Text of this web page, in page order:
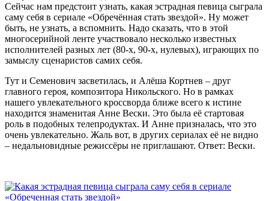
Сейчас нам предстоит узнать, какая эстрадная певица сыграла
саму себя в сериале «Обречённая стать звездой». Ну может
быть, не узнать, а вспомнить. Надо сказать, что в этой
многосерийной ленте участвовало несколько известных
исполнителей разных лет (80-х, 90-х, нулевых), играющих по
замыслу сценаристов самих себя.
Тут и Семенович засветилась, и Алёша Кортнев – друг
главного героя, композитора Никольского. Но в рамках
нашего увлекательного кроссворда ближе всего к истине
находится знаменитая Анне Вески. Это была её стартовая
роль в подобных телепродуктах. И Анне призналась, что это
очень увлекательно. Жаль вот, в других сериалах её не видно
– недальновидные режиссёры не приглашают. Ответ: Вески.